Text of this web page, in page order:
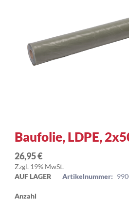
Baufolie, LDPE,
26,95 €
Zzgl. 19% MwSt.
AUF LAGER
Artikelnummer:
Anzahl
Zum
Anfang
der
Bildergalerie
springen